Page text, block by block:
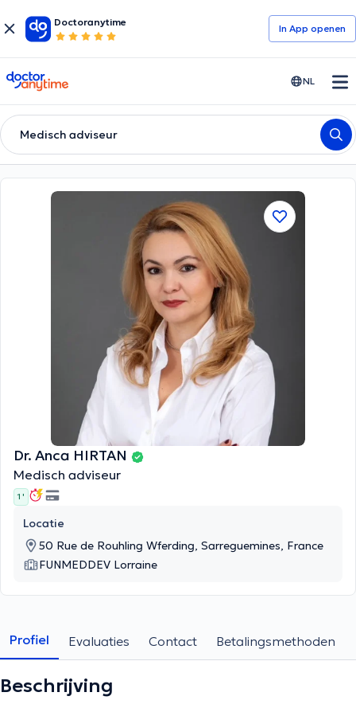
Doctoranytime
In App openen
doctoranytime NL
Medisch adviseur
Dr. Anca HIRTAN
Medisch adviseur
1 '
Locatie
50 Rue de Rouhling Wferding, Sarreguemines, France
FUNMEDDEV Lorraine
Profiel Evaluaties Contact Betalingsmethoden
Beschrijving